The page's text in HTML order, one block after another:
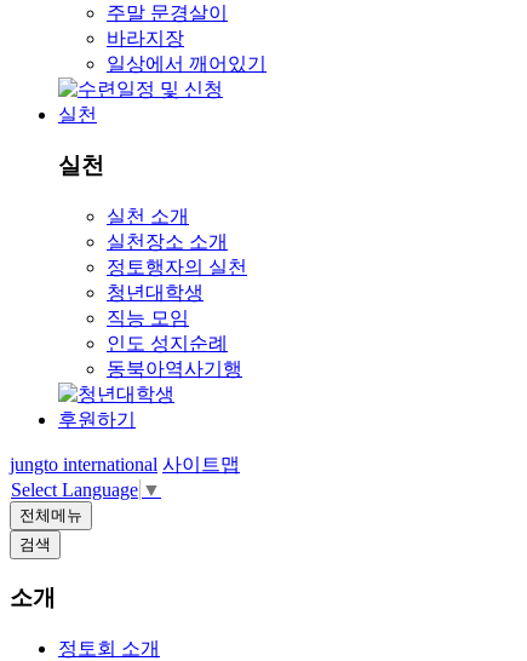
주말 문경살이
바라지장
일상에서 깨어있기
실천
실천
실천 소개
실천장소 소개
정토행자의 실천
청년대학생
직능 모임
인도 성지순례
동북아역사기행
후원하기
jungto international 사이트맵
Select Language ▼
전체메뉴
검색
소개
정토회 소개